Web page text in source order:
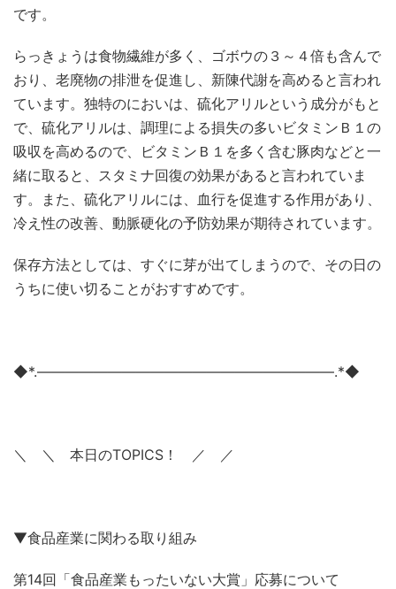
です。
らっきょうは食物繊維が多く、ゴボウの３～４倍も含んで
おり、老廃物の排泄を促進し、新陳代謝を高めると言われ
ています。独特のにおいは、硫化アリルという成分がもと
で、硫化アリルは、調理による損失の多いビタミンＢ１の
吸収を高めるので、ビタミンＢ１を多く含む豚肉などと一
緒に取ると、スタミナ回復の効果があると言われていま
す。また、硫化アリルには、血行を促進する作用があり、
冷え性の改善、動脈硬化の予防効果が期待されています。
保存方法としては、すぐに芽が出てしまうので、その日の
うちに使い切ることがおすすめです。
◆*.―――――――――――――――――――――.*◆
＼ ＼ 本日のTOPICS！ ／ ／
▼食品産業に関わる取り組み
第14回「食品産業もったいない大賞」応募について